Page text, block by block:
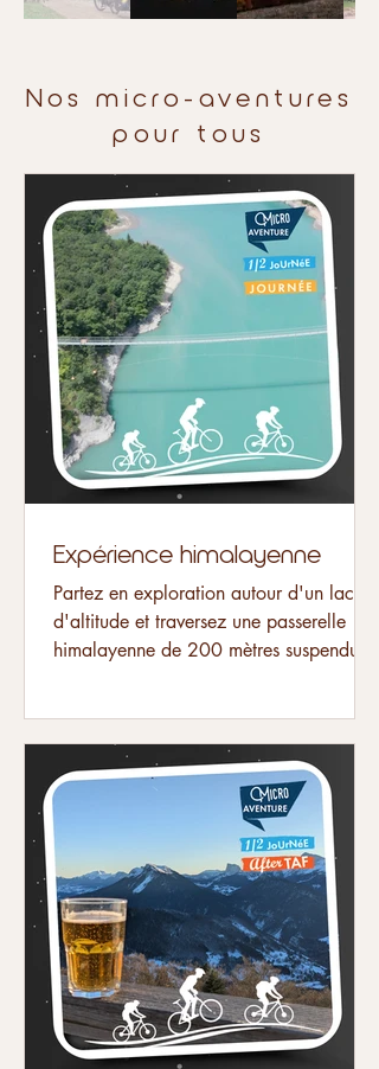
Nos micro-aventures
pour tous
Expérience himalayenne
Partez en exploration autour d'un lac
d'altitude et traversez une passerelle
himalayenne de 200 mètres suspendue
une aventure suspendue, accessible à
tous grâce aux VTTAE. Au départ de
Monestier-de-Clermont ou depuis la base
nautique de Treffort, une découverte
originale à travers des itinéraires aériens
et peu fréquentés qui vous feront
découvrir la passerelle h